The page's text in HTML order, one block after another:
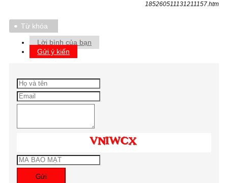
185260511131211157.htm
Từ khóa
Lời bình của bạn
Gửi ý kiến
Gửi